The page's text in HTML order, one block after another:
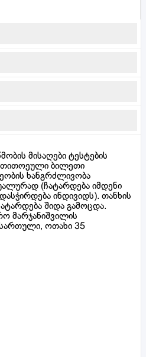
მისაღები ტესტების
თითოეული ბილეთი
ხანგრძლივობა
(ჩატარდება იმდენი
ინდივიდს). თანხის
შიდა გამოცდა.
მარჯანიშვილის
ოთახი 35